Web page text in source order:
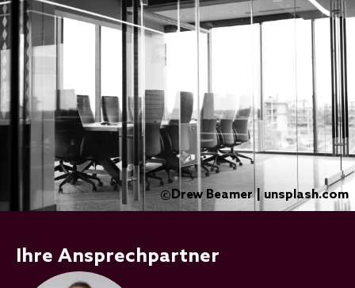
©Drew Beamer | unsplash.com
Ihre Ansprechpartner